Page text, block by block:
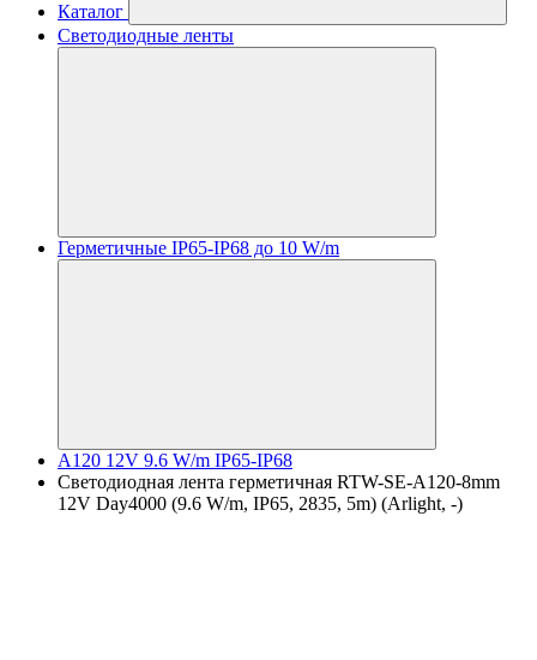
Каталог
Светодиодные ленты
Герметичные IP65-IP68 до 10 W/m
A120 12V 9.6 W/m IP65-IP68
Светодиодная лента герметичная RTW-SE-A120-8mm
12V Day4000 (9.6 W/m, IP65, 2835, 5m) (Arlight, -)